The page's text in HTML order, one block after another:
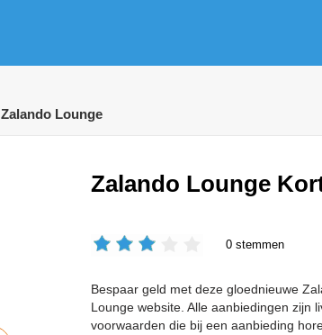
Zalando Lounge
Zalando Lounge
0 stemmen
Bespaar geld met deze gloednieuwe
Lounge website. Alle aanbiedingen zijn
voorwaarden die bij een aanbieding